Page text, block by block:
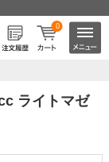
0
ライトマゼ